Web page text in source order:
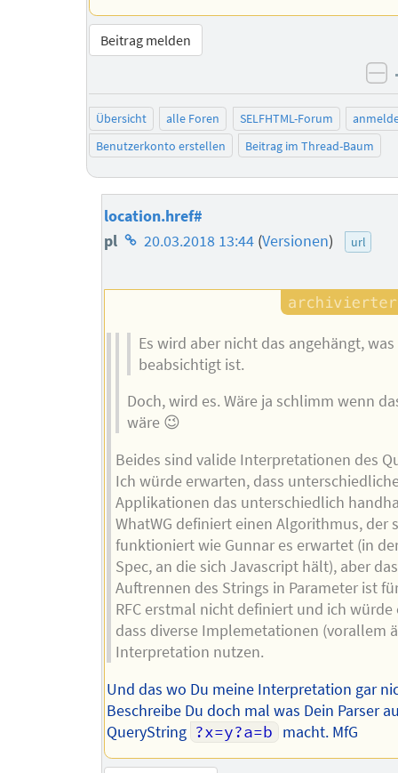
Beitrag melden
Übersicht alle Foren SELFHTML-Forum
Benutzerkonto erstellen
Beitrag im Thread-Baum
location.href#
pl Homepage
Autors
20.03.2018 13:44 (Versionen) url
Es wird aber nicht das angehängt, was
beabsichtigt ist.
Doch, wird es. Wäre ja schlimm wenn
wäre 😉
Beides sind valide Interpretationen des
Ich würde erwarten, dass
Applikationen das unterschiedlich
WhatWG definiert einen Algorithmus, der
funktioniert wie Gunnar es erwartet (in
Spec, an die sich Javascript hält), aber das
Auftrennen des Strings in Parameter ist
RFC erstmal nicht definiert und ich würde
dass diverse Implemetationen (vorallem
Interpretation nutzen.
Und das wo Du meine Interpretation gar
Beschreibe Du doch mal was Dein Parser
QueryString ?x=y?a=b macht. MfG